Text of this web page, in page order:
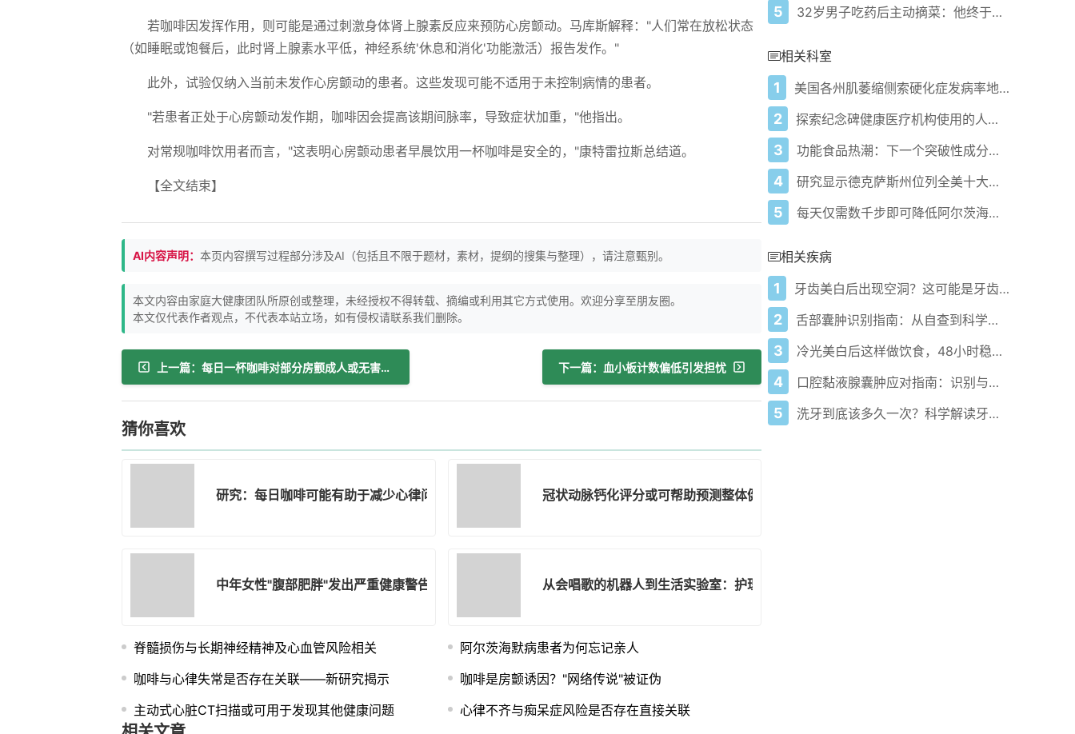
若咖啡因发挥作用，则可能是通过刺激身体肾上腺素反应来预防心房颤动。马库斯解释："人们常在放松状态
（如睡眠或饱餐后，此时肾上腺素水平低，神经系统'休息和消化'功能激活）报告发作。"
此外，试验仅纳入当前未发作心房颤动的患者。这些发现可能不适用于未控制病情的患者。
"若患者正处于心房颤动发作期，咖啡因会提高该期间脉率，导致症状加重，"他指出。
对常规咖啡饮用者而言，"这表明心房颤动患者早晨饮用一杯咖啡是安全的，"康特雷拉斯总结道。
【全文结束】
AI内容声明： 本页内容撰写过程部分涉及AI（包括且不限于题材，素材，提纲的搜集与整理），请注意甄别。
本文内容由家庭大健康团队所原创或整理，未经授权不得转载、摘编或利用其它方式使用。欢迎分享至朋友圈。
本文仅代表作者观点，不代表本站立场，如有侵权请联系我们删除。
上一篇：每日一杯咖啡对部分房颤成人或无害且可降低发作频率 下一篇：血小板计数偏低引发担忧
猜你喜欢
研究：每日咖啡可能有助于减少心律问题 冠状动脉钙化评分或可帮助预测整体健康状况和全因死亡率
中年女性"腹部肥胖"发出严重健康警告 从会唱歌的机器人到生活实验室：护理领导者寻求满足匹兹堡老年人需求的解决方案
脊髓损伤与长期神经精神及心血管风险相关
阿尔茨海默病患者为何忘记亲人
咖啡与心律失常是否存在关联——新研究揭示
咖啡是房颤诱因？"网络传说"被证伪
主动式心脏CT扫描或可用于发现其他健康问题
心律不齐与痴呆症风险是否存在直接关联
5 32岁男子吃药后主动摘菜：他终于活过来了？
相关科室
1 美国各州肌萎缩侧索硬化症发病率地图发布 研究揭示"惊人"地理关联
2 探索纪念碑健康医疗机构使用的人工智能
3 功能食品热潮：下一个突破性成分是什么
4 研究显示德克萨斯州位列全美十大最肥胖州之一
5 每天仅需数千步即可降低阿尔茨海默病风险
相关疾病
1 牙齿美白后出现空洞？这可能是牙齿发出的健康警报！
2 舌部囊肿识别指南：从自查到科学应对
3 冷光美白后这样做饮食，48小时稳住白牙效果！
4 口腔黏液腺囊肿应对指南：识别与科学处理方法
5 洗牙到底该多久一次？科学解读牙齿清洁的"度"